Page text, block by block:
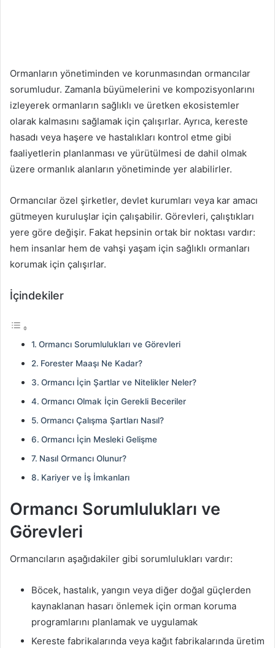
Ormanların yönetiminden ve korunmasından ormancılar
sorumludur. Zamanla büyümelerini ve kompozisyonlarını
izleyerek ormanların sağlıklı ve üretken ekosistemler
olarak kalmasını sağlamak için çalışırlar. Ayrıca, kereste
hasadı veya haşere ve hastalıkları kontrol etme gibi
faaliyetlerin planlanması ve yürütülmesi de dahil olmak
üzere ormanlık alanların yönetiminde yer alabilirler.
Ormancılar özel şirketler, devlet kurumları veya kar amacı
gütmeyen kuruluşlar için çalışabilir. Görevleri, çalıştıkları
yere göre değişir. Fakat hepsinin ortak bir noktası vardır:
hem insanlar hem de vahşi yaşam için sağlıklı ormanları
korumak için çalışırlar.
İçindekiler
Ormancı Sorumlulukları ve Görevleri
Forester Maaşı Ne Kadar?
Ormancı İçin Şartlar ve Nitelikler Neler?
Ormancı Olmak İçin Gerekli Beceriler
Ormancı Çalışma Şartları Nasıl?
Ormancı İçin Mesleki Gelişme
Nasıl Ormancı Olunur?
Kariyer ve İş İmkanları
Ormancı Sorumlulukları ve
Görevleri
Ormancıların aşağıdakiler gibi sorumlulukları vardır:
Böcek, hastalık, yangın veya diğer doğal güçlerden
kaynaklanan hasarı önlemek için orman koruma
programlarını planlamak ve uygulamak
Kereste fabrikalarında veya kağıt fabrikalarında üretim